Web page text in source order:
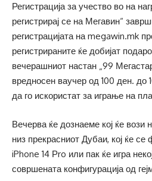
Регистрација за учество во на
регистрирај се на Мегавин“
регистрацијата на megawin.mk
регистрираните ќе добијат
вечерашниот настан „99
вредносен ваучер од 100 ден. до
да го искористат за играње на
Вечерва ќе дознаеме кој ќе вози
низ прекрасниот Дубаи, кој ќе
iPhone 14 Рro или пак ќе игра
совршената конфигурација од